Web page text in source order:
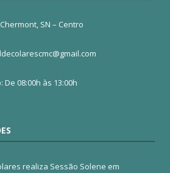
SN – Centro
08:00h às 13:00h
realiza Sessão Solene em